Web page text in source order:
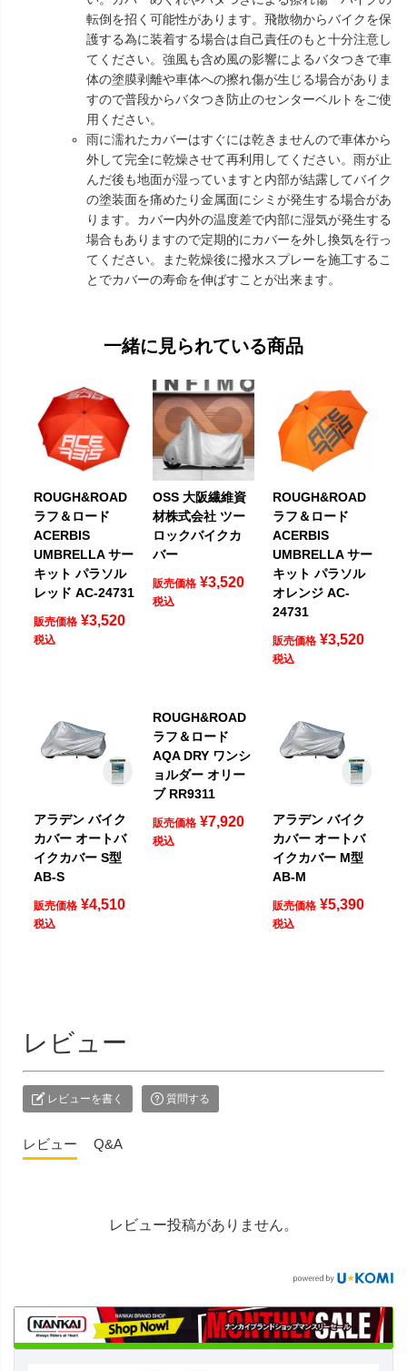
転倒を招く可能性があります。飛散物からバイクを保
護する為に装着する場合は自己責任のもと十分注意し
てください。強風も含め風の影響によるバタつきで車
体の塗膜剥離や車体への擦れ傷が生じる場合がありま
すので普段からバタつき防止のセンターベルトをご使
用ください。
雨に濡れたカバーはすぐには乾きませんので車体から
外して完全に乾燥させて再利用してください。雨が止
んだ後も地面が湿っていますと内部が結露してバイク
の塗装面を痛めたり金属面にシミが発生する場合があ
ります。カバー内外の温度差で内部に湿気が発生する
場合もありますので定期的にカバーを外し換気を行っ
てください。また乾燥後に撥水スプレーを施工するこ
とでカバーの寿命を伸ばすことが出来ます。
一緒に見られている商品
ROUGH&ROAD
ラフ＆ロード
ACERBIS
UMBRELLA サー
キット パラソル
レッド AC-24731
販売価格 ¥3,520
税込
OSS 大阪繊維資
材株式会社 ツー
ロックバイクカ
バー
販売価格 ¥3,520
税込
ROUGH&ROAD
ラフ＆ロード
ACERBIS
UMBRELLA サー
キット パラソル
オレンジ AC-
24731
販売価格 ¥3,520
税込
アラデン バイク
カバー オートバ
イクカバー S型
AB-S
販売価格 ¥4,510
税込
ROUGH&ROAD
ラフ＆ロード
AQA DRY ワンシ
ョルダー オリー
ブ RR9311
販売価格 ¥7,920
税込
アラデン バイク
カバー オートバ
イクカバー M型
AB-M
販売価格 ¥5,390
税込
レビュー
レビューを書く 質問する
レビュー Q&A
レビュー投稿がありません。